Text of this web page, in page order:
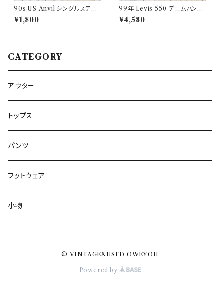
90s US Anvil シングルステッ
チTシャツ ニューヨーク警察 ヴ
ィンテージ
¥1,800
99年 Levis 550 デニムパンツ
ワイドデニム リーバイス ヴィン
テージ 21
¥4,580
CATEGORY
アウター
トップス
パンツ
フットウェア
小物
© VINTAGE&USED OWEYOU
Powered by